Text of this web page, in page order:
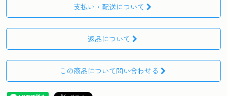
支払い・配送について
返品について
この商品について問い合わせる